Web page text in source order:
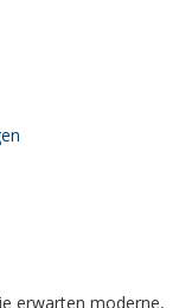
erwarten moderne,